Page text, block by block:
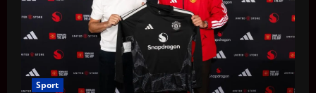
Sport